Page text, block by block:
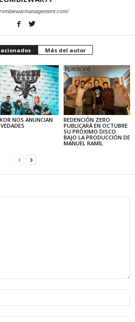
Más del autor
NOS ANUNCIAN
REDENCIÓN ZERO
PUBLICARÁ EN OCTUBRE
SU PRÓXIMO DISCO
BAJO LA PRODUCCIÓN DE
MANUEL RAMIL